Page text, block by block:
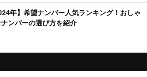
年】希望ナンバー人気ランキング！おしゃ
ンバーの選び方を紹介